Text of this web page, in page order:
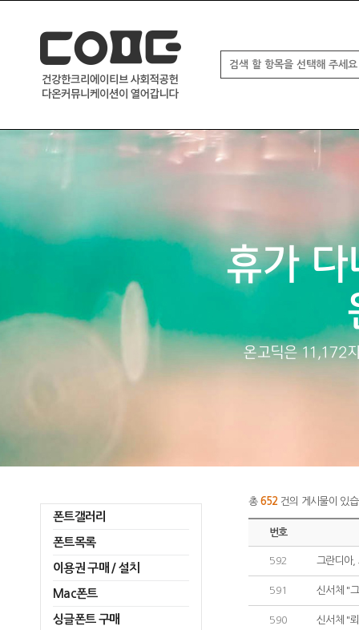
폰트갤러리
폰트목록
이용권 구매 / 설치
Mac폰트
싱글폰트 구매
총 652 건의 게시물이 있
번호
592 그란디아,
591 신서체 "
590 신서체 "